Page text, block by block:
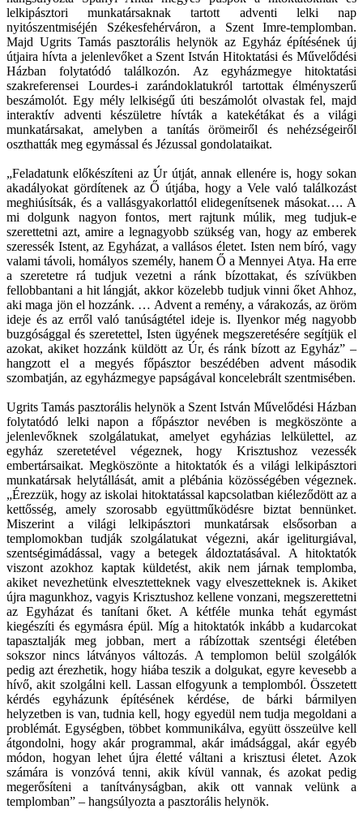
lelkipásztori munkatársaknak tartott adventi lelki nap
nyitószentmiséjén Székesfehérváron, a Szent Imre-templomban.
Majd Ugrits Tamás pasztorális helynök az Egyház építésének új
útjaira hívta a jelenlevőket a Szent István Hitoktatási és Művelődési
Házban folytatódó találkozón. Az egyházmegye hitoktatási
szakreferensei Lourdes-i zarándoklatukról tartottak élményszerű
beszámolót. Egy mély lelkiségű úti beszámolót olvastak fel, majd
interaktív adventi készületre hívták a katekétákat és a világi
munkatársakat, amelyben a tanítás örömeiről és nehézségeiről
oszthatták meg egymással és Jézussal gondolataikat.
„Feladatunk előkészíteni az Úr útját, annak ellenére is, hogy sokan
akadályokat gördítenek az Ő útjába, hogy a Vele való találkozást
meghiúsítsák, és a vallásgyakorlattól elidegenítsenek másokat…. A
mi dolgunk nagyon fontos, mert rajtunk múlik, meg tudjuk-e
szerettetni azt, amire a legnagyobb szükség van, hogy az emberek
szeressék Istent, az Egyházat, a vallásos életet. Isten nem bíró, vagy
valami távoli, homályos személy, hanem Ő a Mennyei Atya. Ha erre
a szeretetre rá tudjuk vezetni a ránk bízottakat, és szívükben
fellobbantani a hit lángját, akkor közelebb tudjuk vinni őket Ahhoz,
aki maga jön el hozzánk. … Advent a remény, a várakozás, az öröm
ideje és az erről való tanúságtétel ideje is. Ilyenkor még nagyobb
buzgósággal és szeretettel, Isten ügyének megszeretésére segítjük el
azokat, akiket hozzánk küldött az Úr, és ránk bízott az Egyház” –
hangzott el a megyés főpásztor beszédében advent második
szombatján, az egyházmegye papságával koncelebrált szentmisében.
Ugrits Tamás pasztorális helynök a Szent István Művelődési Házban
folytatódó lelki napon a főpásztor nevében is megköszönte a
jelenlevőknek szolgálatukat, amelyet egyházias lelkülettel, az
egyház szeretetével végeznek, hogy Krisztushoz vezessék
embertársaikat. Megköszönte a hitoktatók és a világi lelkipásztori
munkatársak helytállását, amit a plébánia közösségében végeznek.
„Érezzük, hogy az iskolai hitoktatással kapcsolatban kiéleződött az a
kettősség, amely szorosabb együttműködésre biztat bennünket.
Miszerint a világi lelkipásztori munkatársak elsősorban a
templomokban tudják szolgálatukat végezni, akár igeliturgiával,
szentségimádással, vagy a betegek áldoztatásával. A hitoktatók
viszont azokhoz kaptak küldetést, akik nem járnak templomba,
akiket nevezhetünk elvesztetteknek vagy elveszetteknek is. Akiket
újra magunkhoz, vagyis Krisztushoz kellene vonzani, megszerettetni
az Egyházat és tanítani őket. A kétféle munka tehát egymást
kiegészíti és egymásra épül. Míg a hitoktatók inkább a kudarcokat
tapasztalják meg jobban, mert a rábízottak szentségi életében
sokszor nincs látványos változás. A templomon belül szolgálók
pedig azt érezhetik, hogy hiába teszik a dolgukat, egyre kevesebb a
hívő, akit szolgálni kell. Lassan elfogyunk a templomból. Összetett
kérdés egyházunk építésének kérdése, de bárki bármilyen
helyzetben is van, tudnia kell, hogy egyedül nem tudja megoldani a
problémát. Egységben, többet kommunikálva, együtt összeülve kell
átgondolni, hogy akár programmal, akár imádsággal, akár egyéb
módon, hogyan lehet újra életté váltani a krisztusi életet. Azok
számára is vonzóvá tenni, akik kívül vannak, és azokat pedig
megerősíteni a tanítványságban, akik ott vannak velünk a
templomban” – hangsúlyozta a pasztorális helynök.